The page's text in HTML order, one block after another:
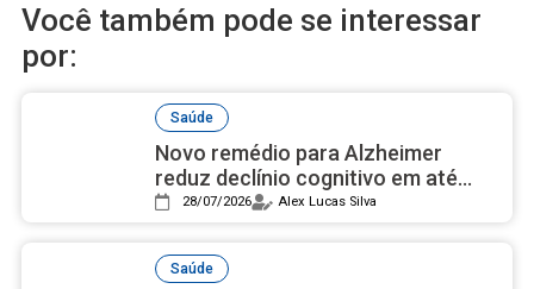
Você também pode se interessar
por:
Saúde
Novo remédio para Alzheimer
reduz declínio cognitivo em até
50% e avança nos estudos
28/07/2026 Alex Lucas Silva
Saúde